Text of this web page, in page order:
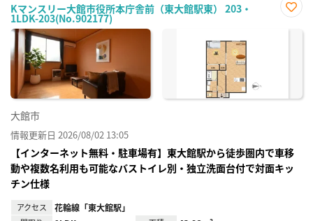
Kマンスリー大館市役所本庁舎前（東大館駅東） 203・
1LDK-203(No.902177)
に入
大館市
情報更新日 2026/08/02 13:05
【インターネット無料・駐車場有】東大館駅から徒歩圏内で車移
動や複数名利用も可能なバストイレ別・独立洗面台付で対面キッ
チン仕様
アクセス 花輪線「東大館駅」